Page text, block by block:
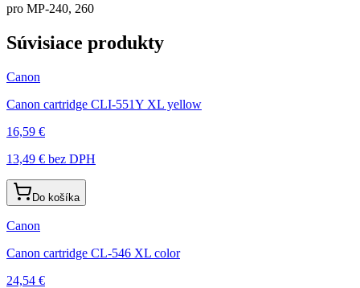
pro MP-240, 260
Súvisiace produkty
Canon
Canon cartridge CLI-551Y XL yellow
16,59 €
13,49 € bez DPH
Do košíka
Canon
Canon cartridge CL-546 XL color
24,54 €